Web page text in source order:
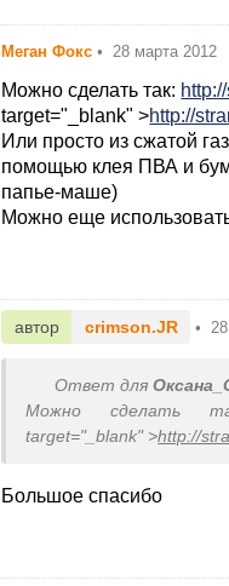
Меган Фокс • 28 марта 2012
Можно сделать так:
target="_blank" >http://
Или просто из сжатой
помощью клея ПВА и
папье-маше)
Можно еще
автор crimson.JR •
Ответ для
Можно сделать
target="_blank" >http://
помощью клея ПВА и
Большое спасибо